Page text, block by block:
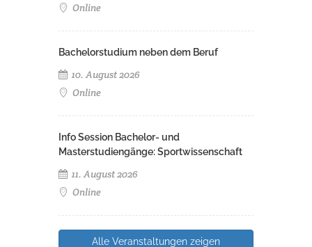
Online
Bachelorstudium neben dem Beruf
10. August 2026
Online
Info Session Bachelor- und
Masterstudiengänge: Sportwissenschaft
11. August 2026
Online
Alle Veranstaltungen zeigen